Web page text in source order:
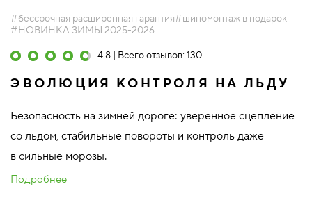
#бессрочная расширенная гарантия#шиномонтаж в подарок
#НОВИНКА ЗИМЫ 2025-2026
4.8 | Всего отзывов: 130
ЭВОЛЮЦИЯ КОНТРОЛЯ НА ЛЬДУ
Безопасность на зимней дороге: уверенное сцепление
со льдом, стабильные повороты и контроль даже
в сильные морозы.
Подробнее